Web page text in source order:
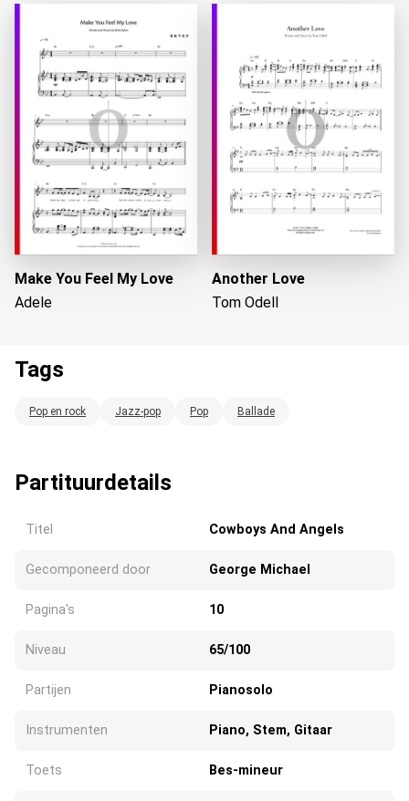
Laden...
Make You Feel My Love
Adele
Another Love
Tom Odell
Tags
Pop en rock Jazz-pop Pop Ballade
Partituurdetails
Titel Cowboys And Angels
Gecomponeerd door George Michael
Pagina's 10
Niveau 65/100
Partijen Pianosolo
Instrumenten Piano, Stem, Gitaar
Toets Bes-mineur